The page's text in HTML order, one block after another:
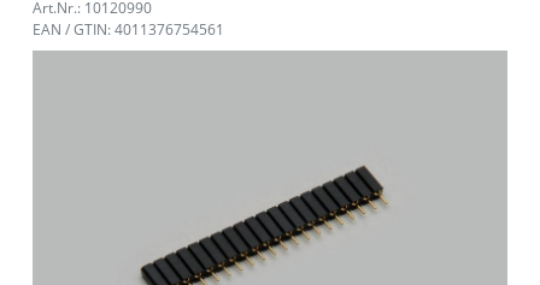
Art.Nr.: 10120990
EAN / GTIN: 4011376754561